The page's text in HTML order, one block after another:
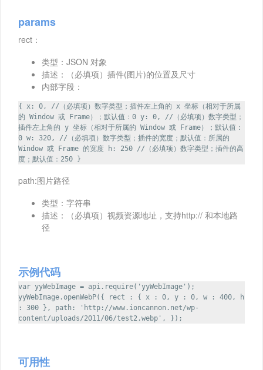
params
rect：
类型：JSON 对象
描述：（必填项）插件(图片)的位置及尺寸
内部字段：
{ x: 0, //（必填项）数字类型；插件左上角的 x 坐标（相对于所属
的 Window 或 Frame）；默认值：0 y: 0, //（必填项）数字类型；
插件左上角的 y 坐标（相对于所属的 Window 或 Frame）；默认值：
0 w: 320, //（必填项）数字类型；插件的宽度；默认值：所属的
Window 或 Frame 的宽度 h: 250 //（必填项）数字类型；插件的高
度；默认值：250 }
path:图片路径
类型：字符串
描述：（必填项）视频资源地址，支持http:// 和本地路
径
示例代码
var yyWebImage = api.require('yyWebImage');
yyWebImage.openWebP({ rect : { x : 0, y : 0, w : 400, h
: 300 }, path: 'http://www.ioncannon.net/wp-
content/uploads/2011/06/test2.webp', });
可用性